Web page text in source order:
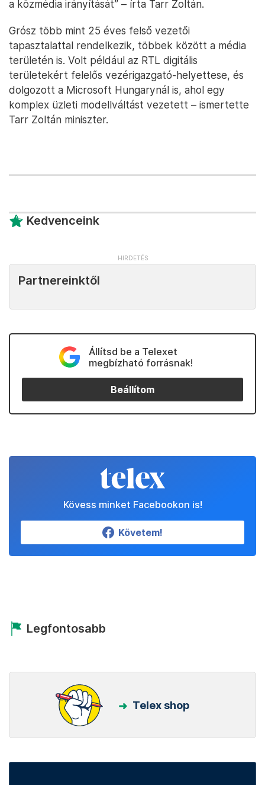
a közmédia irányítását” – írta Tarr Zoltán.
Grósz több mint 25 éves felső vezetői
tapasztalattal rendelkezik, többek között a média
területén is. Volt például az RTL digitális
területekért felelős vezérigazgató-helyettese, és
dolgozott a Microsoft Hungarynál is, ahol egy
komplex üzleti modellváltást vezetett – ismertette
Tarr Zoltán miniszter.
Kedvenceink
Partnereinktől
Állítsd be a Telexet
megbízható forrásnak!
Beállítom
Kövess minket Facebookon is!
Követem!
Legfontosabb
Telex shop